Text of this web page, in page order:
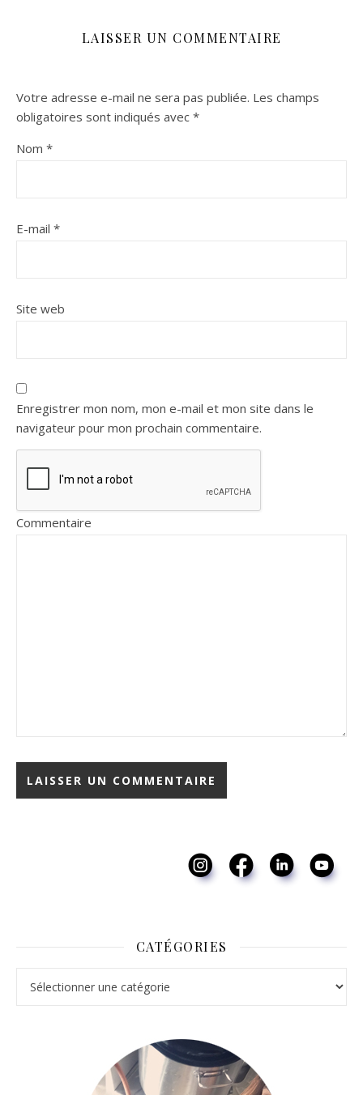
LAISSER UN COMMENTAIRE
Votre adresse e-mail ne sera pas publiée. Les champs
obligatoires sont indiqués avec *
Nom *
E-mail *
Site web
Enregistrer mon nom, mon e-mail et mon site dans le
navigateur pour mon prochain commentaire.
Commentaire
CATÉGORIES